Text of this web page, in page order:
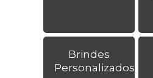
Brindes
Personalizados